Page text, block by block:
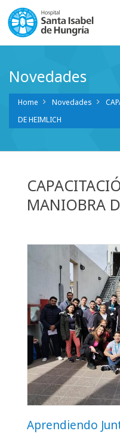
Novedades
Home Novedades
DE HEIMLICH
MANIOBRA
Aprendiendo